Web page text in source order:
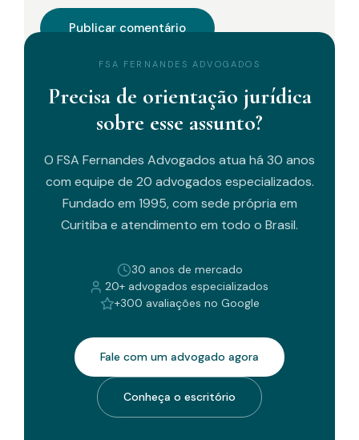
FSA FERNANDES ADVOGADOS
Precisa de orientação jurídica
sobre esse assunto?
O FSA Fernandes Advogados atua há 30 anos
com equipe de 20 advogados especializados.
Fundado em 1995, com sede própria em
Curitiba e atendimento em todo o Brasil.
30 anos de mercado
20+ advogados especializados
+300 avaliações no Google
Fale com um advogado agora
Conheça o escritório